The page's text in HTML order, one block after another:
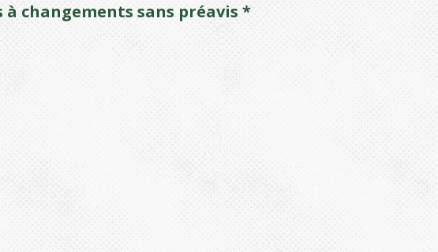
changements sans préavis *